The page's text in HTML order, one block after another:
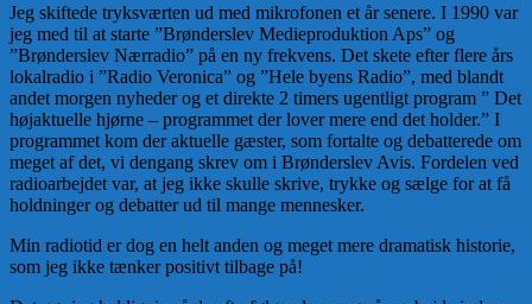
Jeg skiftede tryksværten ud med mikrofonen et år senere. I 1990 var
jeg med til at starte ”Brønderslev Medieproduktion Aps” og
”Brønderslev Nærradio” på en ny frekvens. Det skete efter flere års
lokalradio i ”Radio Veronica” og ”Hele byens Radio”, med blandt
andet morgen nyheder og et direkte 2 timers ugentligt program ” Det
højaktuelle hjørne – programmet der lover mere end det holder.” I
programmet kom der aktuelle gæster, som fortalte og debatterede om
meget af det, vi dengang skrev om i Brønderslev Avis. Fordelen ved
radioarbejdet var, at jeg ikke skulle skrive, trykke og sælge for at få
holdninger og debatter ud til mange mennesker.
Min radiotid er dog en helt anden og meget mere dramatisk historie,
som jeg ikke tænker positivt tilbage på!